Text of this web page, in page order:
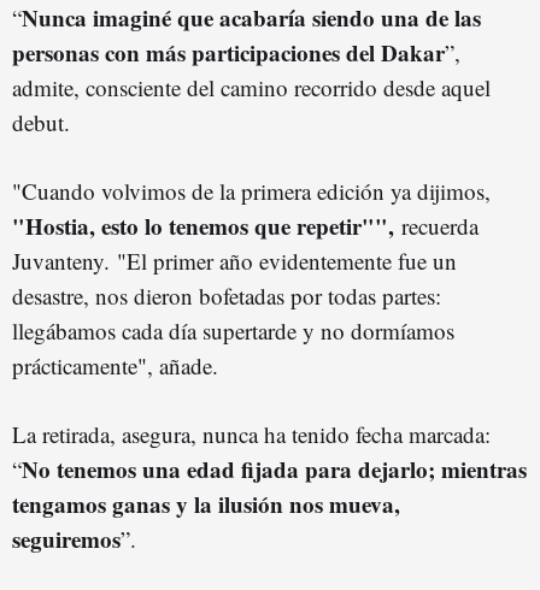
“Nunca imaginé que acabaría siendo una de las
personas con más participaciones del Dakar”,
admite, consciente del camino recorrido desde aquel
debut.
"Cuando volvimos de la primera edición ya dijimos,
"Hostia, esto lo tenemos que repetir"", recuerda
Juvanteny. "El primer año evidentemente fue un
desastre, nos dieron bofetadas por todas partes:
llegábamos cada día supertarde y no dormíamos
prácticamente", añade.
La retirada, asegura, nunca ha tenido fecha marcada:
“No tenemos una edad fijada para dejarlo; mientras
tengamos ganas y la ilusión nos mueva,
seguiremos”.